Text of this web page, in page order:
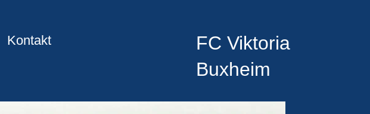
Kontakt
FC Viktoria
Buxheim